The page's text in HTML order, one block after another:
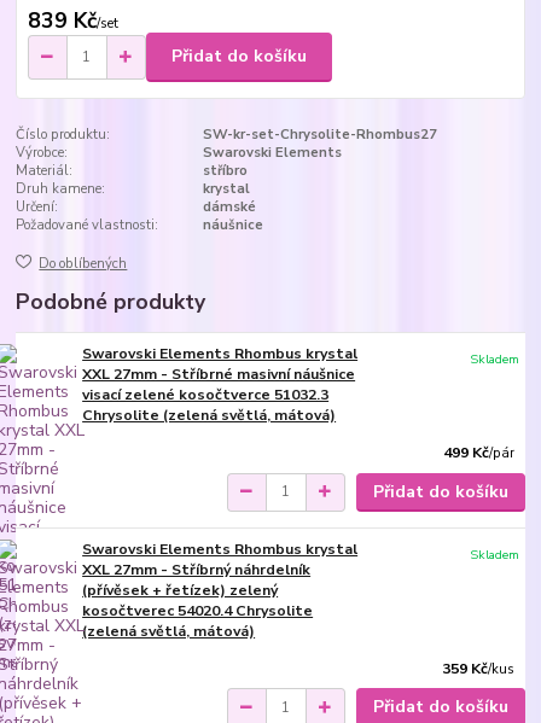
839 Kč/set
Přidat do košíku
Číslo produktu:
SW-kr-set-Chrysolite-Rhombus27
Výrobce:
Swarovski Elements
Materiál:
stříbro
Druh kamene:
krystal
Určení:
dámské
Požadované vlastnosti:
náušnice
Do oblíbených
Podobné produkty
Swarovski Elements Rhombus krystal
XXL 27mm - Stříbrné masivní náušnice
visací zelené kosočtverce 51032.3
Chrysolite (zelená světlá, mátová)
499 Kč/pár
Skladem
Přidat do košíku
Swarovski Elements Rhombus krystal
XXL 27mm - Stříbrný náhrdelník
(přívěsek + řetízek) zelený
kosočtverec 54020.4 Chrysolite
(zelená světlá, mátová)
359 Kč/kus
Skladem
Přidat do košíku